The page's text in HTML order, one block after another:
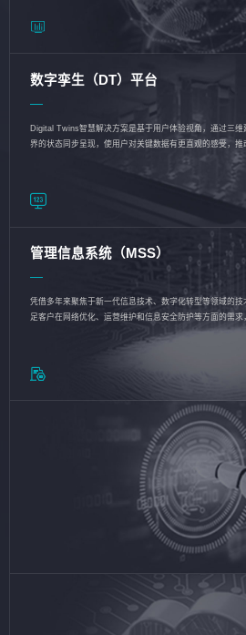
数字孪生（DT）平台
Digital Twins智慧解决方案是基于用户体验视角，通过三
界的状态同步呈现，使用户对关键数据有更直观的感受，推
管理信息系统（MSS）
凭借多年来聚焦于新一代信息技术、数字化转型等领域的
足客户在网络优化、运营维护和信息安全防护等方面的需